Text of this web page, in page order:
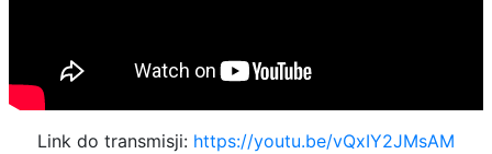
Link do transmisji: https://youtu.be/vQxIY2JMsAM